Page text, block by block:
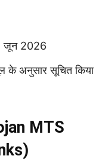
जून 2026
के अनुसार सूचित किया
MTS